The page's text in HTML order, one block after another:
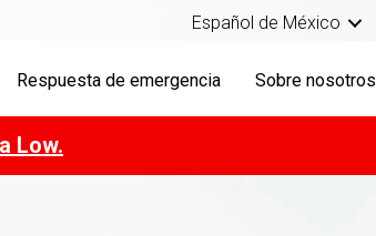
Español de México
Respuesta de emergencia Sobre nosotros
Low.